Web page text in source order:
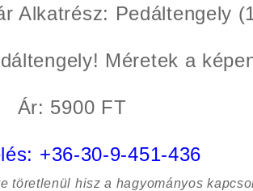
Alkatrész: Pedáltengely
Méretek a
Ár: 5900 FT
+36-30-9-451-436
töretlenül hisz a hagyományos